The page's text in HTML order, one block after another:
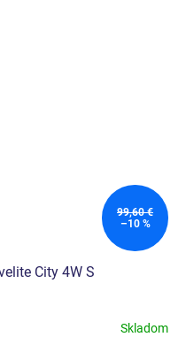
99,60 €
–10 %
City 4W S
Skladom